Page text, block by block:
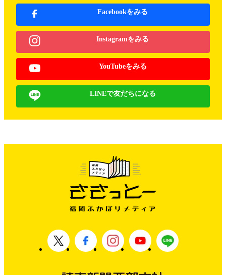
Facebookをみる
Instagramをみる
YouTubeをみる
LINEで友だちになる